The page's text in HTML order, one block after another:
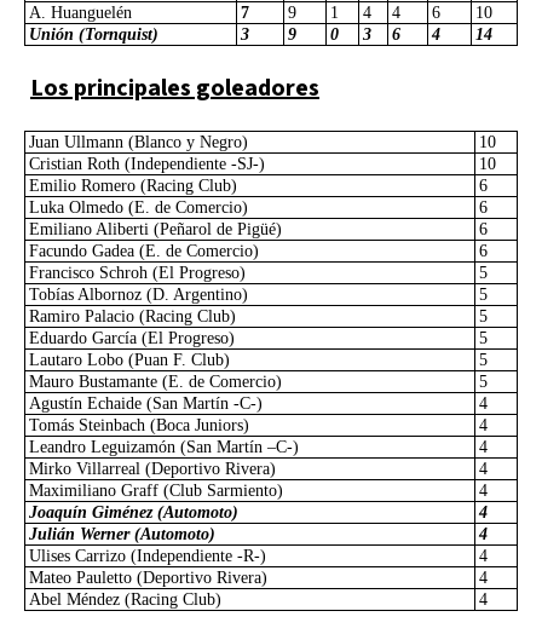
A. Huanguelén
7 9 1 4 4 6
10
Unión (Tornquist)
3 9 0 3 6 4 14
Los principales goleadores
Juan Ullmann (Blanco y Negro)
10
Cristian Roth (Independiente -SJ-)
10
Emilio Romero (Racing Club)
6
Luka Olmedo (E. de Comercio)
6
Emiliano Aliberti (Peñarol de Pigüé)
6
Facundo Gadea (E. de Comercio)
6
Francisco Schroh (El Progreso)
5
Tobías Albornoz (D. Argentino)
5
Ramiro Palacio (Racing Club)
5
Eduardo García (El Progreso)
5
Lautaro Lobo (Puan F. Club)
5
Mauro Bustamante (E. de Comercio)
5
Agustín Echaide (San Martín -C-)
4
Tomás Steinbach (Boca Juniors)
4
Leandro Leguizamón (San Martín –C-)
4
Mirko Villarreal (Deportivo Rivera)
4
Maximiliano Graff (Club Sarmiento)
4
Joaquín Giménez (Automoto)
4
Julián Werner (Automoto)
4
Ulises Carrizo (Independiente -R-)
4
Mateo Pauletto (Deportivo Rivera)
4
Abel Méndez (Racing Club)
4